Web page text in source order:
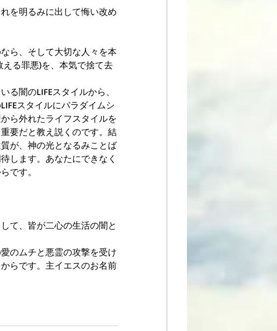
を明るみに出して悔い改め
ら、そして大切な人々を本
る罪悪)を、本気で捨て去
闇のLIFEスタイルから、
スタイルにパラダイムシ
ら外れたライフスタイルを
要だと教え説くのです。結
が、神の光となるみことば
します。あなたにできなく
です。
て、皆が二心の生活の闇と
のムチと悪霊の攻撃を受け
らです。主イエスのお名前